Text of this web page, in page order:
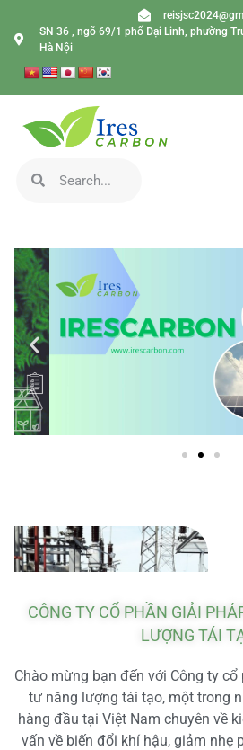
SN 36 , ngõ 69/1 phố Đại Linh, phường
Hà Nội
CÔNG TY CỔ PHẦN GIẢI
LƯỢNG TÁI
Chào mừng bạn đến với Công ty
tư năng lượng tái tạo, một trong
hàng đầu tại Việt Nam chuyên về
vấn về biến đổi khí hậu, giảm nhẹ